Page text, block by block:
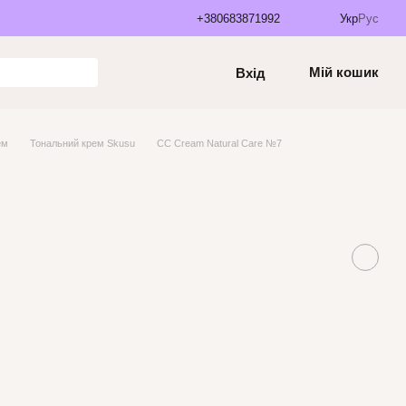
+380683871992 УкрРус
Вхід Мій кошик
Тональний крем Skusu CC Cream Natural Care №7